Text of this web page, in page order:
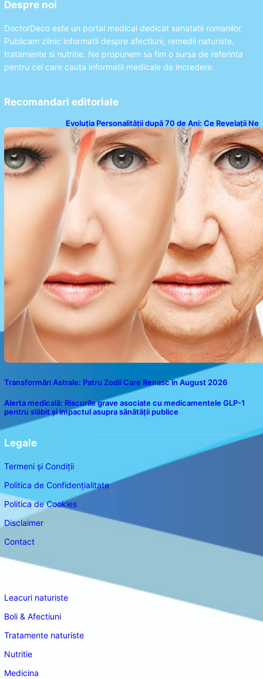
Despre noi
DoctorDeco este un portal medical dedicat sanatatii romanilor.
Publicam zilnic informatii despre afectiuni, remedii naturiste,
tratamente si nutritie. Ne propunem sa fim o sursa de referinta
pentru cei care cauta informatii medicale de incredere.
Recomandari editoriale
Evoluția Personalității după 70 de Ani: Ce Revelații Ne
Oferă Studiile Psihologice
Transformări Astrale: Patru Zodii Care Renasc în August 2026
Alerta medicală: Riscurile grave asociate cu medicamentele GLP-1
pentru slăbit și impactul asupra sănătății publice
Legale
Termeni și Condiții
Politica de Confidențialitate
Politica de Cookies
Disclaimer
Contact
Leacuri naturiste
Boli & Afectiuni
Tratamente naturiste
Nutritie
Medicina